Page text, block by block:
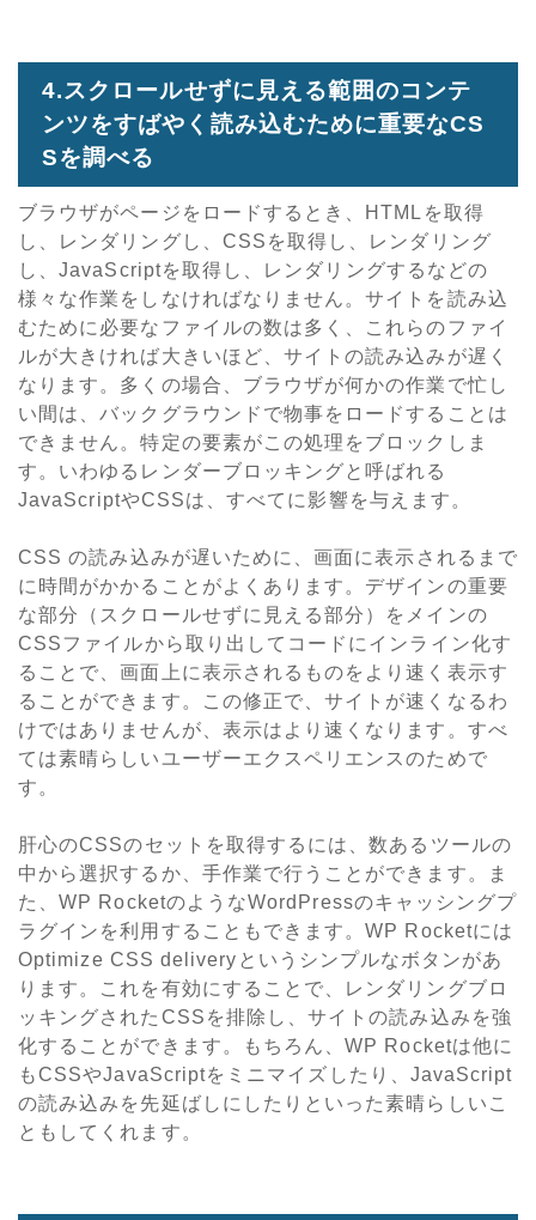
4.スクロールせずに見える範囲のコンテ
ンツをすばやく読み込むために重要なCS
Sを調べる
ブラウザがページをロードするとき、HTMLを取得
し、レンダリングし、CSSを取得し、レンダリング
し、JavaScriptを取得し、レンダリングするなどの
様々な作業をしなければなりません。サイトを読み込
むために必要なファイルの数は多く、これらのファイ
ルが大きければ大きいほど、サイトの読み込みが遅く
なります。多くの場合、ブラウザが何かの作業で忙し
い間は、バックグラウンドで物事をロードすることは
できません。特定の要素がこの処理をブロックしま
す。いわゆるレンダーブロッキングと呼ばれる
JavaScriptやCSSは、すべてに影響を与えます。
CSS の読み込みが遅いために、画面に表示されるまで
に時間がかかることがよくあります。デザインの重要
な部分（スクロールせずに見える部分）をメインの
CSSファイルから取り出してコードにインライン化す
ることで、画面上に表示されるものをより速く表示す
ることができます。この修正で、サイトが速くなるわ
けではありませんが、表示はより速くなります。すべ
ては素晴らしいユーザーエクスペリエンスのためで
す。
肝心のCSSのセットを取得するには、数あるツールの
中から選択するか、手作業で行うことができます。ま
た、WP RocketのようなWordPressのキャッシングプ
ラグインを利用することもできます。WP Rocketには
Optimize CSS deliveryというシンプルなボタンがあ
ります。これを有効にすることで、レンダリングブロ
ッキングされたCSSを排除し、サイトの読み込みを強
化することができます。もちろん、WP Rocketは他に
もCSSやJavaScriptをミニマイズしたり、JavaScript
の読み込みを先延ばしにしたりといった素晴らしいこ
ともしてくれます。